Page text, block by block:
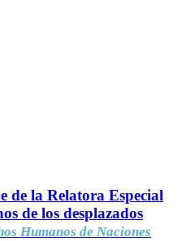
de la Relatora Especial
de los desplazados
Humanos de Naciones